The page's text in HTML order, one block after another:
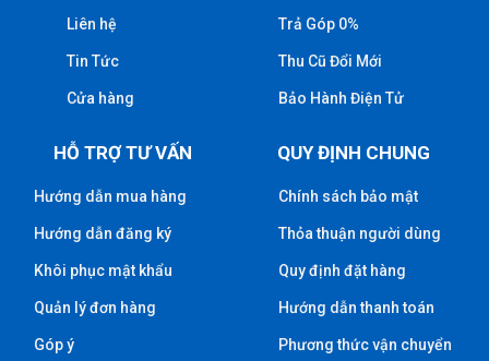
Liên hệ
Tin Tức
Cửa hàng
Trả Góp 0%
Thu Cũ Đổi Mới
Bảo Hành Điện Tử
HỖ TRỢ TƯ VẤN
Hướng dẫn mua hàng
Hướng dẫn đăng ký
Khôi phục mật khẩu
Quản lý đơn hàng
Góp ý
QUY ĐỊNH CHUNG
Chính sách bảo mật
Thỏa thuận người dùng
Quy định đặt hàng
Hướng dẫn thanh toán
Phương thức vận chuyển